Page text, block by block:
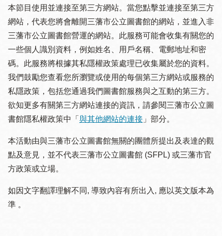
本節目使用並連接至第三方網站。當您點擊並連接至第三方
網站，代表您將會離開三藩市公立圖書館的網站，並進入非
三藩市公立圖書館營運的網站。此服務可能會收集有關您的
一些個人識別資料，例如姓名、用戶名稱、電郵地址和密
碼。此服務將根據其私隱權政策處理已收集屬於您的資料。
我們鼓勵您查看您所瀏覽或使用的每個第三方網站或服務的
私隱政策，包括您通過我們圖書館服務與之互動的第三方。
欲知更多有關第三方網站連接的資訊，請參閱三藩市公立圖
書館隱私權政策中「 與其他網站的連接 」部分。
本活動由與三藩市公立圖書館無關的團體所提出及表達的觀
點及意見，並不代表三藩市公立圖書館 (SFPL) 或三藩市官
方政策或立場。
如因文字翻譯理解不同, 導致內容有所出入, 應以英文版本為
準 。